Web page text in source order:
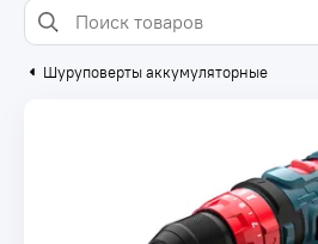
Шуруповерты аккумуляторные